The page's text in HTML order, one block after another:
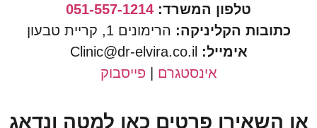
טלפון המשרד: 051-557-1214
כתובות הקליניקה: הרימונים 1, קריית טבעון
אימייל:
אינסטגרם
פייסבוק
או השאירו פרטים כאן למטה ונדאג